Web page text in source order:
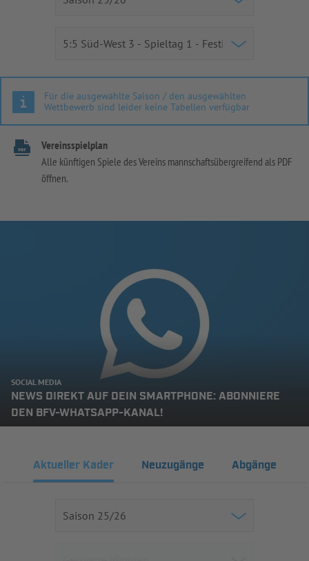
Für die ausgewählte Saison / den ausgewählten
Wettbewerb sind leider keine Tabellen verfügbar
Vereinsspielplan
Alle künftigen Spiele des Vereins mannschaftsübergreifend als PDF
öffnen.
SOCIAL MEDIA
NEWS DIREKT AUF DEIN SMARTPHONE: ABONNIERE
DEN BFV-WHATSAPP-KANAL!
Aktueller Kader Neuzugänge Abgänge